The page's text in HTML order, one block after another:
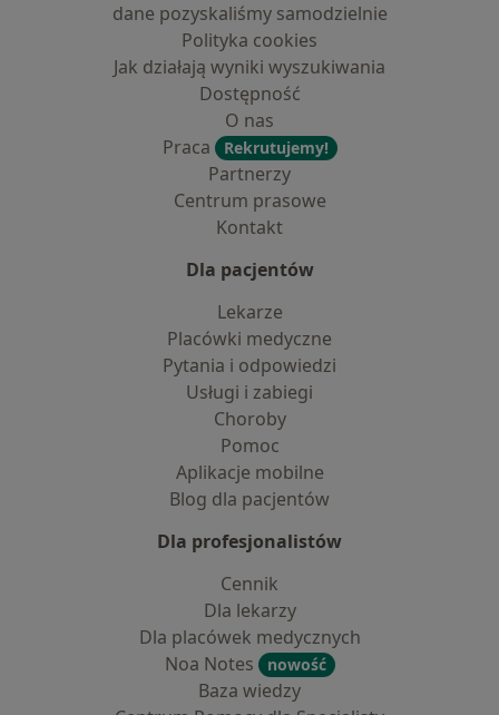
dane pozyskaliśmy samodzielnie
Polityka cookies
Jak działają wyniki wyszukiwania
Dostępność
O nas
Praca
Rekrutujemy!
Partnerzy
Centrum prasowe
Kontakt
Dla pacjentów
Lekarze
Placówki medyczne
Pytania i odpowiedzi
Usługi i zabiegi
Choroby
Pomoc
Aplikacje mobilne
Blog dla pacjentów
Dla profesjonalistów
Cennik
Dla lekarzy
Dla placówek medycznych
Noa Notes
nowość
Baza wiedzy